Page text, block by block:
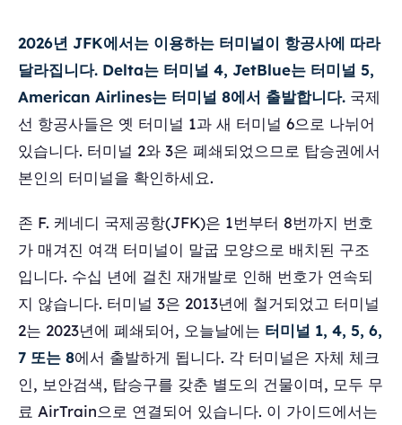
2026년 JFK에서는 이용하는 터미널이 항공사에 따라
달라집니다. Delta는 터미널 4, JetBlue는 터미널 5,
American Airlines는 터미널 8에서 출발합니다. 국제
선 항공사들은 옛 터미널 1과 새 터미널 6으로 나뉘어
있습니다. 터미널 2와 3은 폐쇄되었으므로 탑승권에서
본인의 터미널을 확인하세요.
존 F. 케네디 국제공항(JFK)은 1번부터 8번까지 번호
가 매겨진 여객 터미널이 말굽 모양으로 배치된 구조
입니다. 수십 년에 걸친 재개발로 인해 번호가 연속되
지 않습니다. 터미널 3은 2013년에 철거되었고 터미널
2는 2023년에 폐쇄되어, 오늘날에는 터미널 1, 4, 5, 6,
7 또는 8에서 출발하게 됩니다. 각 터미널은 자체 체크
인, 보안검색, 탑승구를 갖춘 별도의 건물이며, 모두 무
료 AirTrain으로 연결되어 있습니다. 이 가이드에서는